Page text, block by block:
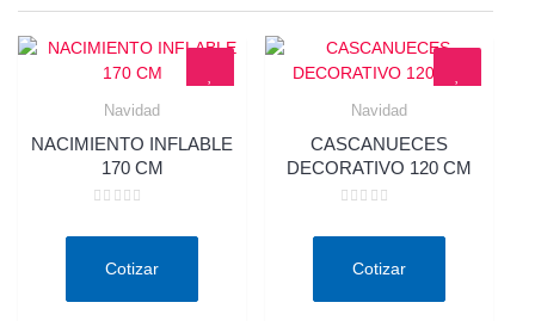
Navidad
NACIMIENTO INFLABLE
170 CM
deCotizar
Navidad
CASCANUECES
DECORATIVO 120 CM
deCotizar